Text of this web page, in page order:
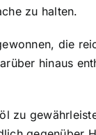
zu halten.
die
hinaus
zu